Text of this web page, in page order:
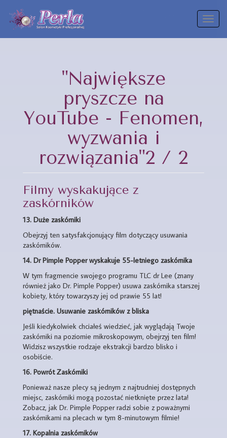
"Największe
pryszcze na
YouTube - Fenomen,
wyzwania i
rozwiązania"2 / 2
Filmy wyskakujące z
zaskórników
13. Duże zaskórniki
Obejrzyj ten satysfakcjonujący film dotyczący usuwania
zaskórników.
14. Dr Pimple Popper wyskakuje 55-letniego zaskórnika
W tym fragmencie swojego programu TLC dr Lee (znany
również jako Dr. Pimple Popper) usuwa zaskórnika starszej
kobiety, który towarzyszy jej od prawie 55 lat!
piętnaście. Usuwanie zaskórników z bliska
Jeśli kiedykolwiek chciałeś wiedzieć, jak wyglądają Twoje
zaskórniki na poziomie mikroskopowym, obejrzyj ten film!
Widzisz wszystkie rodzaje ekstrakcji bardzo blisko i
osobiście.
16. Powrót Zaskórniki
Ponieważ nasze plecy są jednym z najtrudniej dostępnych
miejsc, zaskórniki mogą pozostać nietknięte przez lata!
Zobacz, jak Dr. Pimple Popper radzi sobie z poważnymi
zaskórnikami na plecach w tym 8-minutowym filmie!
17. Kopalnia zaskórników